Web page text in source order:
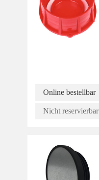
Online bestellbar
Nicht reservierbar